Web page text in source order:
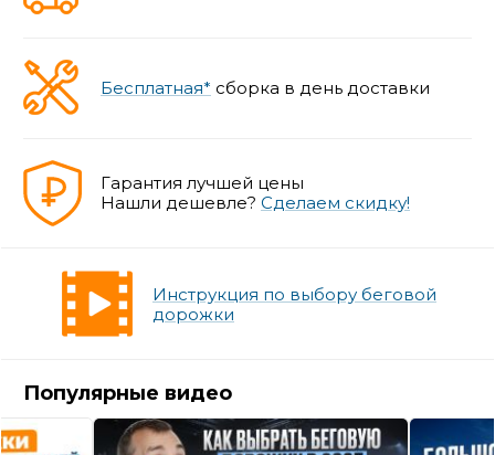
Бесплатная* сборка в день доставки
Гарантия лучшей цены
Нашли дешевле? Сделаем скидку!
Инструкция по выбору беговой
дорожки
Популярные видео